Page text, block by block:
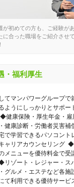
が初めての方も、ご経験が
に合った職場をご紹介させ
・福利厚生
てマンパワーグループで
ようにしっかりとサポー
健康保険・厚生年金・雇
健康診断・労働者災害
で学習できるパソコン
ャリアカウンセリング ◆
メニューを優待料金で受
リゾート・レジャー・ス
グルメ・エステなど各施
て利用できる優待サービ